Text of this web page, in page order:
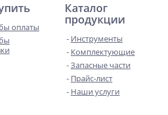
оплаты
Каталог
продукции
Инструменты
Комплектующие
Запасные части
Прайс-лист
Наши услуги